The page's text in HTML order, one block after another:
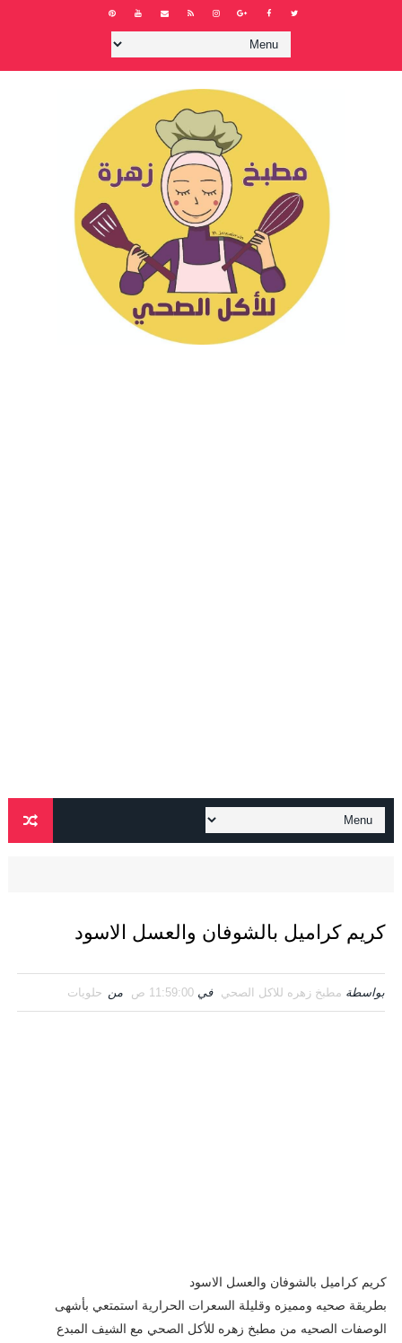
كريم كراميل بالشوفان والعسل الاسود
بواسطة مطبخ زهره للاكل الصحي في 11:59:00 ص من حلويات
كريم كراميل بالشوفان والعسل الاسود
بطريقة صحيه ومميزه وقليلة السعرات الحرارية استمتعي بأشهى
الوصفات الصحيه من مطبخ زهره للأكل الصحي مع الشيف المبدع